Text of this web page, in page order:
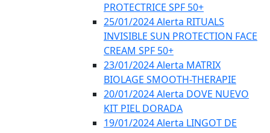
PROTECTRICE SPF 50+
25/01/2024 Alerta RITUALS
INVISIBLE SUN PROTECTION FACE
CREAM SPF 50+
23/01/2024 Alerta MATRIX
BIOLAGE SMOOTH-THERAPIE
20/01/2024 Alerta DOVE NUEVO
KIT PIEL DORADA
19/01/2024 Alerta LINGOT DE